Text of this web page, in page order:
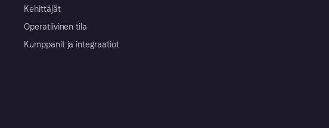
Kehittäjät
Operatiivinen tila
Kumppanit ja integraatiot